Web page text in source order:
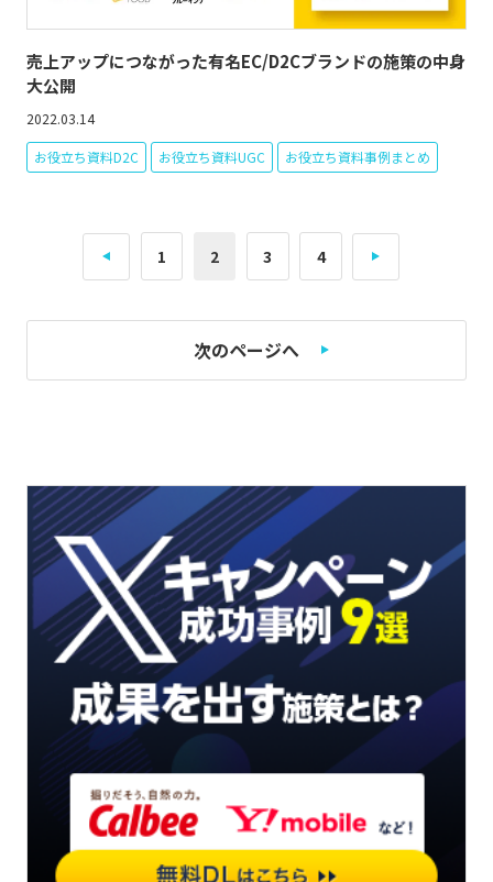
売上アップにつながった有名EC/D2Cブランドの施策の中身
大公開
2022.03.14
お役立ち資料D2C お役立ち資料UGC お役立ち資料事例まとめ
1 2 3 4
次のページへ